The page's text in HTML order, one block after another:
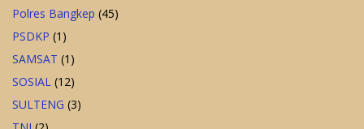
Polres Bangkep (45)
PSDKP (1)
SAMSAT (1)
SOSIAL (12)
SULTENG (3)